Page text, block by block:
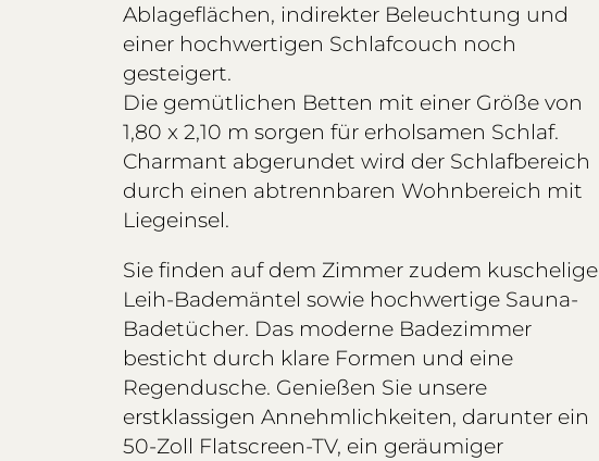
Ablageflächen, indirekter Beleuchtung und
einer hochwertigen Schlafcouch noch
gesteigert.
Die gemütlichen Betten mit einer Größe von
1,80 x 2,10 m sorgen für erholsamen Schlaf.
Charmant abgerundet wird der Schlafbereich
durch einen abtrennbaren Wohnbereich mit
Liegeinsel.
Sie finden auf dem Zimmer zudem kuschelige
Leih-Bademäntel sowie hochwertige Sauna-
Badetücher. Das moderne Badezimmer
besticht durch klare Formen und eine
Regendusche. Genießen Sie unsere
erstklassigen Annehmlichkeiten, darunter ein
50-Zoll Flatscreen-TV, ein geräumiger